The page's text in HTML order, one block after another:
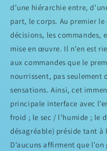
d’une hiérarchie entre,
part, le corps. Au premier
décisions, les commandes,
mise en œuvre. Il n’en est
aux commandes que le
nourrissent, pas seulement
sensations. Ainsi, cet
principale interface avec
froid ; le sec / l’humide ; le
désagréable) préside tant à
D’aucuns affirment que